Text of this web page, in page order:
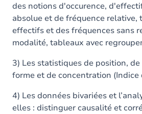
des notions d'occurence,
absolue et de fréquence relative,
effectifs et des fréquences sans
modalité, tableaux avec
3) Les statistiques de position,
forme et de concentration (Indice
4) Les données bivariées et
elles : distinguer causalité et